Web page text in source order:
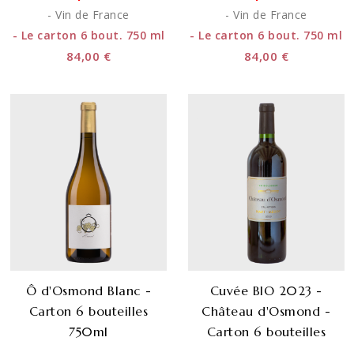
- Vin de France
- Le carton 6 bout. 750 ml
84,00 €
- Vin de France
- Le carton 6 bout. 750 ml
84,00 €
Ô d'Osmond Blanc -
Carton 6 bouteilles
750ml
Cuvée BIO 2023 -
Château d'Osmond -
Carton 6 bouteilles